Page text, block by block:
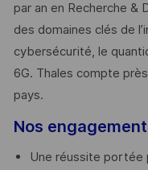
par an en Recherche &
des domaines clés de
cybersécurité, le
6G. Thales compte
pays. ​
Nos
Une réussite portée